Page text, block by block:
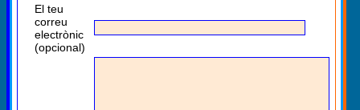
El teu
correu
electrònic
(opcional)